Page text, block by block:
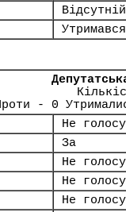
Відсутній
Утримався
- 0
Не
За
Не
Не
Не